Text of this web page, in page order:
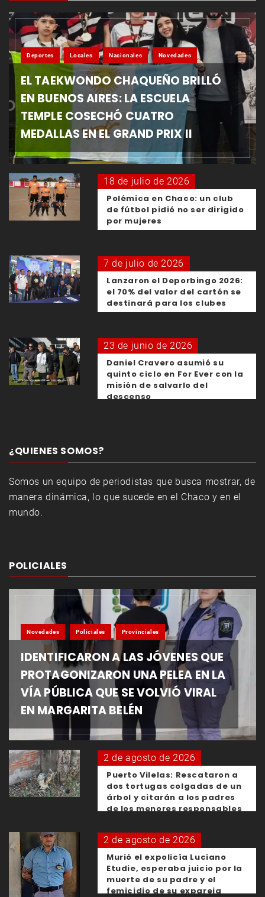
Deportes Locales Nacionales Novedades
EL TAEKWONDO CHAQUEÑO BRILLÓ
EN BUENOS AIRES: LA ESCUELA
TEMPLE COSECHÓ CUATRO
MEDALLAS EN EL GRAND PRIX II
18 de julio de 2026
Polémica en Chaco: un club
de fútbol pidió no ser dirigido
por mujeres
7 de julio de 2026
Lanzaron el Deporbingo 2026:
el 70% del valor del cartón se
destinará para los clubes
23 de junio de 2026
Daniel Cravero asumió su
quinto ciclo en For Ever con la
misión de salvarlo del
descenso
¿QUIENES SOMOS?
Somos un equipo de periodistas que busca mostrar, de
manera dinámica, lo que sucede en el Chaco y en el
mundo.
POLICIALES
Novedades Policiales Provinciales
IDENTIFICARON A LAS JÓVENES QUE
PROTAGONIZARON UNA PELEA EN LA
VÍA PÚBLICA QUE SE VOLVIÓ VIRAL
EN MARGARITA BELÉN
2 de agosto de 2026
Puerto Vilelas: Rescataron a
dos tortugas colgadas de un
árbol y citarán a los padres
de los menores responsables
2 de agosto de 2026
Murió el expolicía Luciano
Etudie, esperaba juicio por la
muerte de su padre y el
femicidio de su expareja